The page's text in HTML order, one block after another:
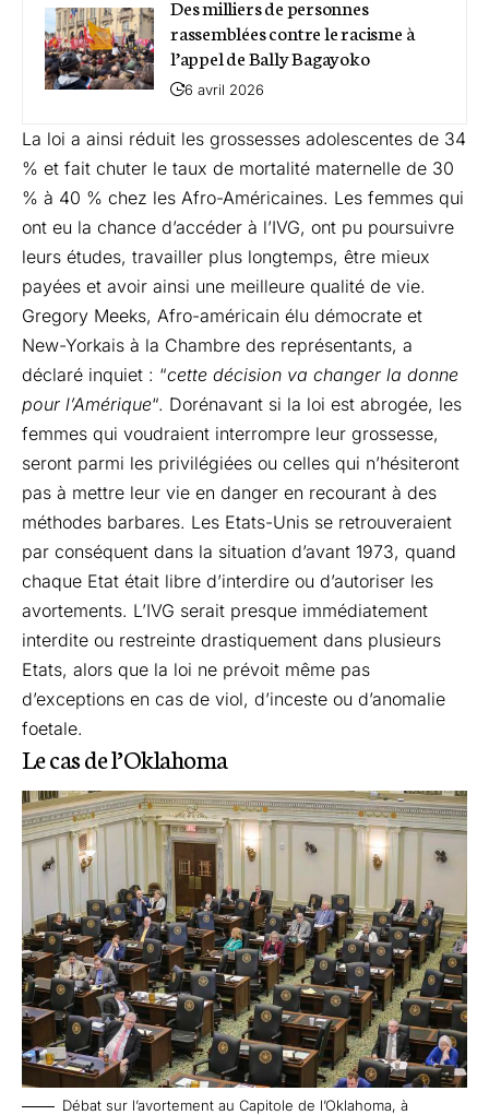
Des milliers de personnes
rassemblées contre le racisme à
l’appel de Bally Bagayoko
6 avril 2026
La loi a ainsi réduit les grossesses adolescentes de 34
% et fait chuter le taux de mortalité maternelle de 30
% à 40 % chez les Afro-Américaines. Les femmes qui
ont eu la chance d’accéder à l’IVG, ont pu poursuivre
leurs études, travailler plus longtemps, être mieux
payées et avoir ainsi une meilleure qualité de vie.
Gregory Meeks, Afro-américain élu démocrate et
New-Yorkais à la Chambre des représentants, a
déclaré inquiet : “cette décision va changer la donne
pour l’Amérique“. Dorénavant si la loi est abrogée, les
femmes qui voudraient interrompre leur grossesse,
seront parmi les privilégiées ou celles qui n’hésiteront
pas à mettre leur vie en danger en recourant à des
méthodes barbares. Les Etats-Unis se retrouveraient
par conséquent dans la situation d’avant 1973, quand
chaque Etat était libre d’interdire ou d’autoriser les
avortements. L’IVG serait presque immédiatement
interdite ou restreinte drastiquement dans plusieurs
Etats, alors que la loi ne prévoit même pas
d’exceptions en cas de viol, d’inceste ou d’anomalie
foetale.
Le cas de l’Oklahoma
Débat sur l’avortement au Capitole de l’Oklahoma, à